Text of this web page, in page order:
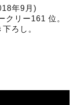
年9月)
クリー161 位。
ろし。